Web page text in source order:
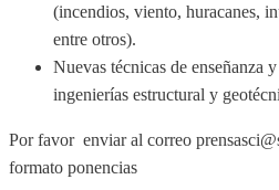
(incendios, viento, huracanes,
entre otros).
Nuevas técnicas de enseñanza
ingenierías estructural y
Por favor enviar al correo
formato ponencias